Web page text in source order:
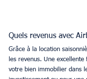
Quels revenus avec
Grâce à la location
les revenus. Une
votre bien immobilier dans